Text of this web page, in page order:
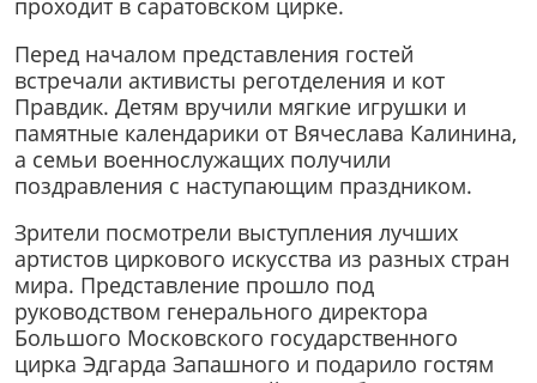
проходит в саратовском цирке.
Перед началом представления гостей
встречали активисты реготделения и кот
Правдик. Детям вручили мягкие игрушки и
памятные календарики от Вячеслава Калинина,
а семьи военнослужащих получили
поздравления с наступающим праздником.
Зрители посмотрели выступления лучших
артистов циркового искусства из разных стран
мира. Представление прошло под
руководством генерального директора
Большого Московского государственного
цирка Эдгарда Запашного и подарило гостям